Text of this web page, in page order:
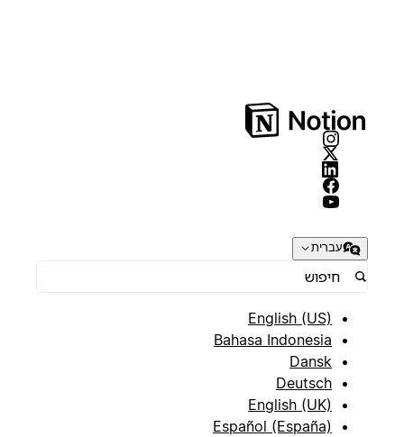
עברית
English (US)
Bahasa Indonesia
Dansk
Deutsch
English (UK)
Español (España)